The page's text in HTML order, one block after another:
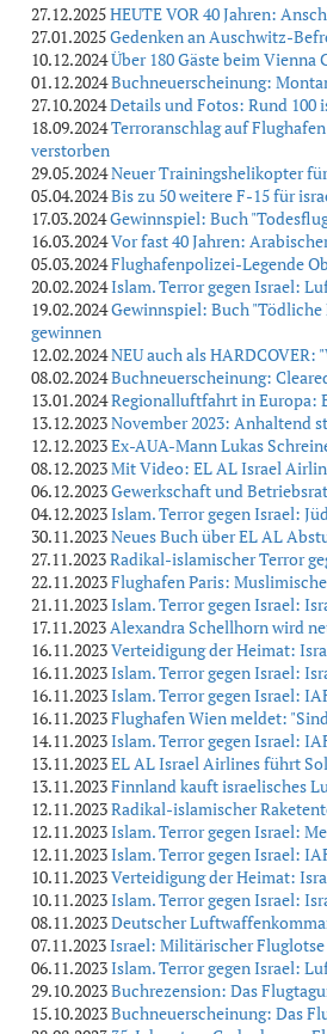
27.12.2025HEUTE VOR 40 Jahren:
27.01.2025Gedenken an Auschwitz-
10.12.2024Über 180 Gäste beim Vienna
01.12.2024Buchneuerscheinung:
27.10.2024Details und Fotos: Rund 100
18.09.2024Terroranschlag auf
verstorben
29.05.2024Neuer Trainingshelikopter
05.04.2024Bis zu 50 weitere F-15 für
17.03.2024Gewinnspiel: Buch
16.03.2024Vor fast 40 Jahren:
05.03.2024Flughafenpolizei-Legende
20.02.2024Islam. Terror gegen Israel:
19.02.2024Gewinnspiel: Buch
gewinnen
12.02.2024NEU auch als
08.02.2024Buchneuerscheinung:
13.01.2024Regionalluftfahrt in Europa:
13.12.2023November 2023: Anhaltend
12.12.2023Ex-AUA-Mann Lukas
08.12.2023Mit Video: EL AL Israel
06.12.2023Gewerkschaft und
04.12.2023Islam. Terror gegen Israel:
30.11.2023Neues Buch über EL AL
27.11.2023Radikal-islamischer Terror
22.11.2023Flughafen Paris:
21.11.2023Islam. Terror gegen Israel:
17.11.2023Alexandra Schellhorn wird
16.11.2023Verteidigung der Heimat:
16.11.2023Islam. Terror gegen Israel:
16.11.2023Islam. Terror gegen Israel:
16.11.2023Flughafen Wien meldet:
14.11.2023Islam. Terror gegen Israel:
13.11.2023EL AL Israel Airlines führt
13.11.2023Finnland kauft israelisches
12.11.2023Radikal-islamischer
12.11.2023Islam. Terror gegen Israel:
12.11.2023Islam. Terror gegen Israel:
10.11.2023Verteidigung der Heimat:
10.11.2023Islam. Terror gegen Israel:
08.11.2023Deutscher
07.11.2023Israel: Militärischer
06.11.2023Islam. Terror gegen Israel:
29.10.2023Buchrezension: Das
15.10.2023Buchneuerscheinung: Das